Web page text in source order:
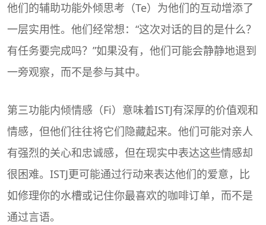
他们的辅助功能外倾思考（Te）为他们的互动增添了
一层实用性。他们经常想：“这次对话的目的是什么？
有任务要完成吗？”如果没有，他们可能会静静地退到
一旁观察，而不是参与其中。
第三功能内倾情感（Fi）意味着ISTJ有深厚的价值观和
情感，但他们往往将它们隐藏起来。他们可能对亲人
有强烈的关心和忠诚感，但在现实中表达这些情感却
很困难。ISTJ更可能通过行动来表达他们的爱意，比
如修理你的水槽或记住你最喜欢的咖啡订单，而不是
通过言语。